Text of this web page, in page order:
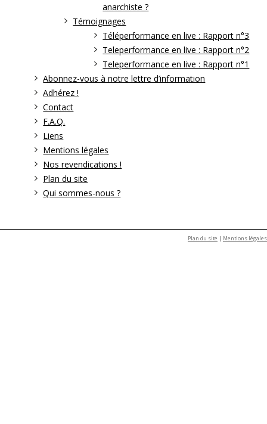
anarchiste ?
Témoignages
Téléperformance en live : Rapport n°3
Teleperformance en live : Rapport n°2
Teleperformance en live : Rapport n°1
Abonnez-vous à notre lettre d’information
Adhérez !
Contact
F.A.Q.
Liens
Mentions légales
Nos revendications !
Plan du site
Qui sommes-nous ?
Plan du site | Mentions légales